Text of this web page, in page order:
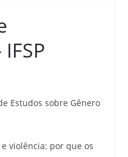
Estudos sobre Gênero
violência: por que os